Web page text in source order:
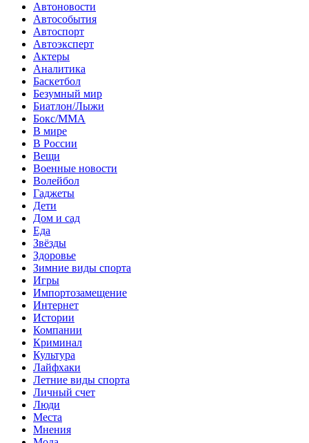
Автоновости
Автособытия
Автоспорт
Автоэксперт
Актеры
Аналитика
Баскетбол
Безумный мир
Биатлон/Лыжи
Бокс/MMA
В мире
В России
Вещи
Военные новости
Волейбол
Гаджеты
Дети
Дом и сад
Еда
Звёзды
Здоровье
Зимние виды спорта
Игры
Импортозамещение
Интернет
Истории
Компании
Криминал
Культура
Лайфхаки
Летние виды спорта
Личный счет
Люди
Места
Мнения